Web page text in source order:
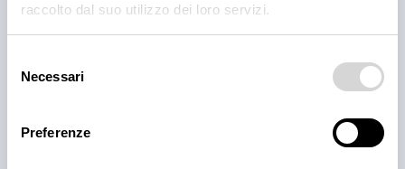
raccolto dal suo utilizzo dei loro servizi.
delNecessari
Preferenze